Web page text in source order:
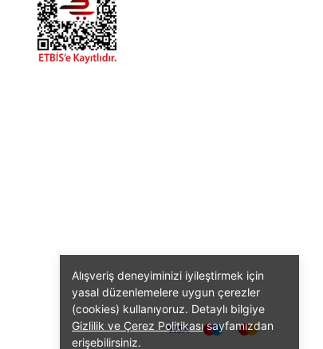
Alışveriş deneyiminizi iyileştirmek için
yasal düzenlemelere uygun çerezler
(cookies) kullanıyoruz. Detaylı bilgiye
Gizlilik ve Çerez Politikasısayfamızdan
erişebilirsiniz.